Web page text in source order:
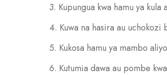
3. Kupungua kwa hamu ya
4. Kuwa na hasira au uchokozi
5. Kukosa hamu ya mambo
6. Kutumia dawa au pombe